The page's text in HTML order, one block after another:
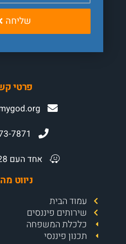
שליחה
פרטי
7871
אחד העם 28, תל אביב
ניווט
עמוד הבית
שירותים פיננסים
כלכלת המשפחה
תכנון פיננסי